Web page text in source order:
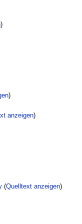
)
)
anzeigen)
(Quelltext anzeigen)